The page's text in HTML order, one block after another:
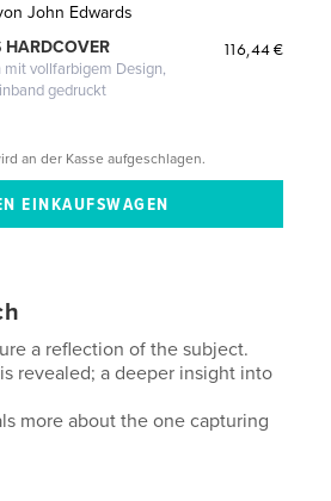
John Edwards
HARDCOVER
mit vollfarbigem Design,
gedruckt
116,44 €
an der Kasse aufgeschlagen.
a reflection of the subject.
revealed; a deeper insight into
more about the one capturing